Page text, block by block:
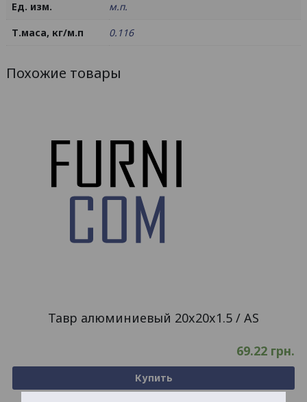
Ед. изм.
м.п.
Т.маса, кг/м.п
0.116
Похожие товары
Тавр алюминиевый 20x20x1.5 / AS
69.22 грн.
Купить